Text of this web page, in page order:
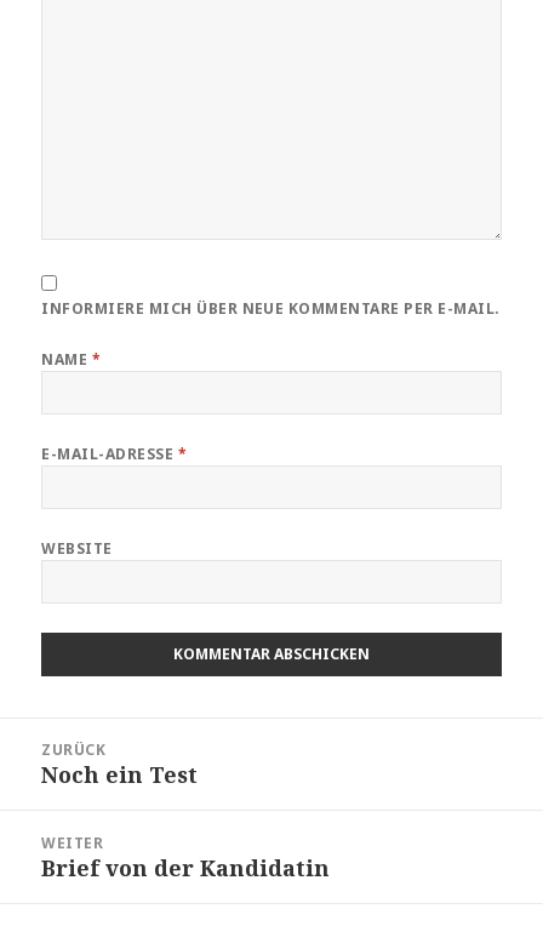
INFORMIERE MICH ÜBER NEUE KOMMENTARE PER E-MAIL.
NAME *
E-MAIL-ADRESSE *
WEBSITE
ZURÜCK
Vorheriger
Noch ein Test
WEITER
Nächster
Brief von der Kandidatin